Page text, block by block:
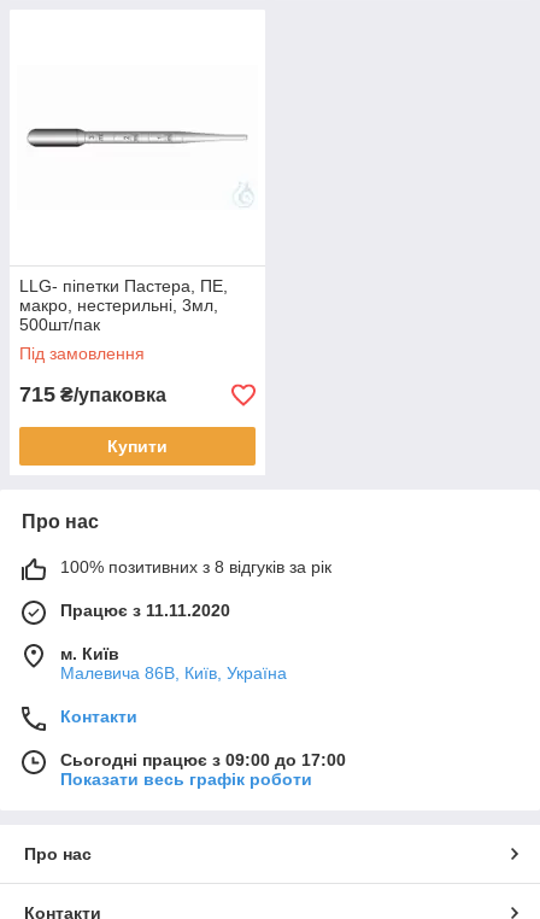
LLG- піпетки Пастера, ПЕ,
макро, нестерильні, 3мл,
500шт/пак
Під замовлення
715 ₴/упаковка
Купити
Про нас
100% позитивних з 8 відгуків за рік
Працює з 11.11.2020
м. Київ
Малевича 86В, Київ, Україна
Контакти
Сьогодні працює з 09:00 до 17:00
Показати весь графік роботи
Про нас
Контакти